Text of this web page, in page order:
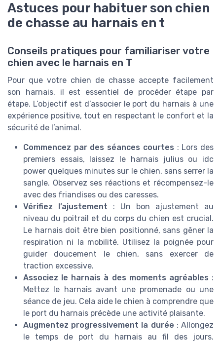
Astuces pour habituer son chien
de chasse au harnais en t
Conseils pratiques pour familiariser votre
chien avec le harnais en T
Pour que votre chien de chasse accepte facilement
son harnais, il est essentiel de procéder étape par
étape. L’objectif est d’associer le port du harnais à une
expérience positive, tout en respectant le confort et la
sécurité de l’animal.
Commencez par des séances courtes : Lors des
premiers essais, laissez le harnais julius ou idc
power quelques minutes sur le chien, sans serrer la
sangle. Observez ses réactions et récompensez-le
avec des friandises ou des caresses.
Vérifiez l’ajustement : Un bon ajustement au
niveau du poitrail et du corps du chien est crucial.
Le harnais doit être bien positionné, sans gêner la
respiration ni la mobilité. Utilisez la poignée pour
guider doucement le chien, sans exercer de
traction excessive.
Associez le harnais à des moments agréables :
Mettez le harnais avant une promenade ou une
séance de jeu. Cela aide le chien à comprendre que
le port du harnais précède une activité plaisante.
Augmentez progressivement la durée : Allongez
le temps de port du harnais au fil des jours.